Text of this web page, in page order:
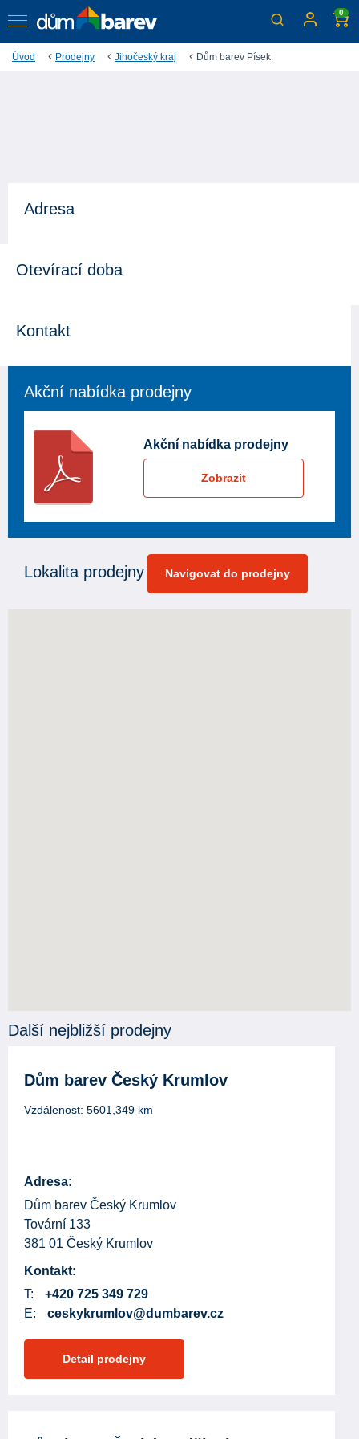
0
Úvod Prodejny Jihočeský kraj Dům barev Písek
Adresa
Otevírací doba
Kontakt
Akční nabídka prodejny
Akční nabídka prodejny
Zobrazit
Lokalita prodejny Navigovat do prodejny
Další nejbližší prodejny
Dům barev Český Krumlov
Vzdálenost: 5601,349 km
Adresa:
Dům barev Český Krumlov
Tovární 133
381 01 Český Krumlov
Kontakt:
T:
+420 725 349 729
E:
ceskykrumlov@dumbarev.cz
Detail prodejny